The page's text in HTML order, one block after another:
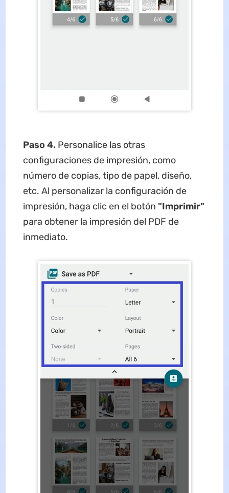
Paso 4. Personalice las otras
configuraciones de impresión, como
número de copias, tipo de papel, diseño,
etc. Al personalizar la configuración de
impresión, haga clic en el botón "Imprimir"
para obtener la impresión del PDF de
inmediato.